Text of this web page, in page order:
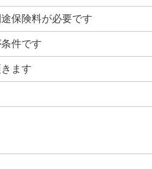
保険料が必要です
件です
ます